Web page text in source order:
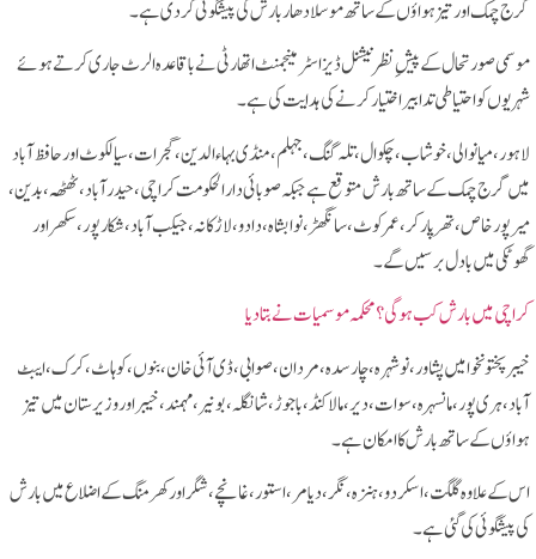
گرج چمک اور تیز ہواؤں کے ساتھ موسلادھار بارش کی پیشگوئی کر دی ہے۔
موسمی صورتحال کے پیشِ نظر نیشنل ڈیزاسٹر مینجمنٹ اتھارٹی نے باقاعدہ الرٹ جاری کرتے ہوئے
شہریوں کو احتیاطی تدابیر اختیار کرنے کی ہدایت کی ہے۔
لاہور، میانوالی، خوشاب، چکوال، تلہ گنگ، جہلم، منڈی بہاءالدین، گجرات، سیالکوٹ اور حافظ آباد
میں گرج چمک کے ساتھ بارش متوقع ہے جبکہ صوبائی دارالحکومت کراچی، حیدرآباد، ٹھٹھہ، بدین،
میرپورخاص، تھرپارکر، عمرکوٹ، سانگھڑ، نوابشاہ، دادو، لاڑکانہ، جیکب آباد، شکارپور، سکھر اور
گھوٹکی میں بادل برسیں گے۔
کراچی میں بارش کب ہوگی؟ محکمہ موسمیات نے بتا دیا
خیبر پختونخوا میں پشاور، نوشہرہ، چارسدہ، مردان، صوابی، ڈی آئی خان، بنوں، کوہاٹ، کرک، ایبٹ
آباد، ہری پور، مانسہرہ، سوات، دیر، مالاکنڈ، باجوڑ، شانگلہ، بونیر، مہمند، خیبر اور وزیرستان میں تیز
ہواؤں کے ساتھ بارش کا امکان ہے۔
اس کے علاوہ گلگت، اسکردو، ہنزہ، نگر، دیامر، استور، غانچے، شگر اور کھرمنگ کے اضلاع میں بارش
کی پیشگوئی کی گئی ہے۔